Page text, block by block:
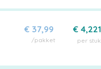
€ 37,99
/pakket
€ 4,221
per stuk